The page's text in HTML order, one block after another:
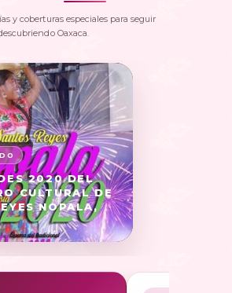
y coberturas especiales para seguir
Oaxaca.
2020 DEL
CULTURAL DE
NOPALA,